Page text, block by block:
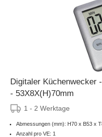
Digitaler Küchenwecker
- 53X8X(H)70mm
1 - 2 Werktage
Abmessungen (mm): H70 x B53 x
Anzahl pro VE: 1